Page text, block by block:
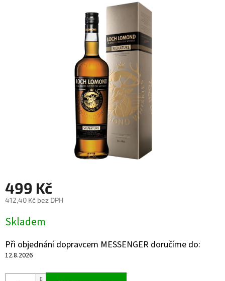
499 Kč
412,40 Kč bez DPH
cena:
Skladem
Při objednání dopravcem MESSENGER doručíme do:
12.8.2026